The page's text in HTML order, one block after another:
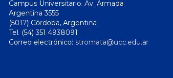
Campus Universitario. Av. Armada
Argentina 3555
(5017) Córdoba, Argentina
Tel. (54) 351 4938091
Correo electrónico: stromata@ucc.edu.ar